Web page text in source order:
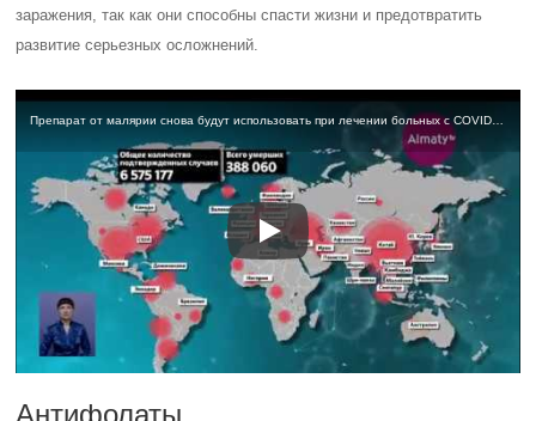
заражения, так как они способны спасти жизни и предотвратить
развитие серьезных осложнений.
Антифолаты